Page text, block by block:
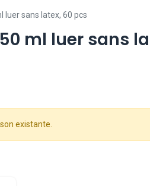
luer sans latex, 60 pcs
ml luer sans
existante.